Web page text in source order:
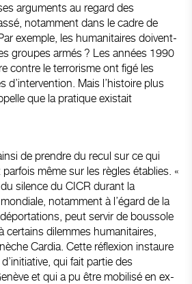
arguments au regard des
notamment dans le cadre de
exemple, les humanitaires doivent-
groupes armés ? Les années 1990
contre le terrorisme ont figé les
d’intervention. Mais l’histoire plus
que la pratique existait
de prendre du recul sur ce qui
même sur les règles établies. «
silence du CICR durant la
notamment à l’égard de la
peut servir de boussole
certains dilemmes humanitaires,
Cardia. Cette réflexion instaure
qui fait partie des
et qui a pu être mobilisé en ex-